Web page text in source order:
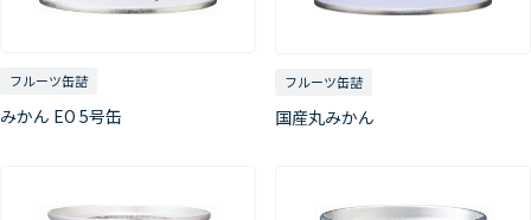
フルーツ缶詰
みかん EO 5号缶
フルーツ缶詰
国産丸みかん